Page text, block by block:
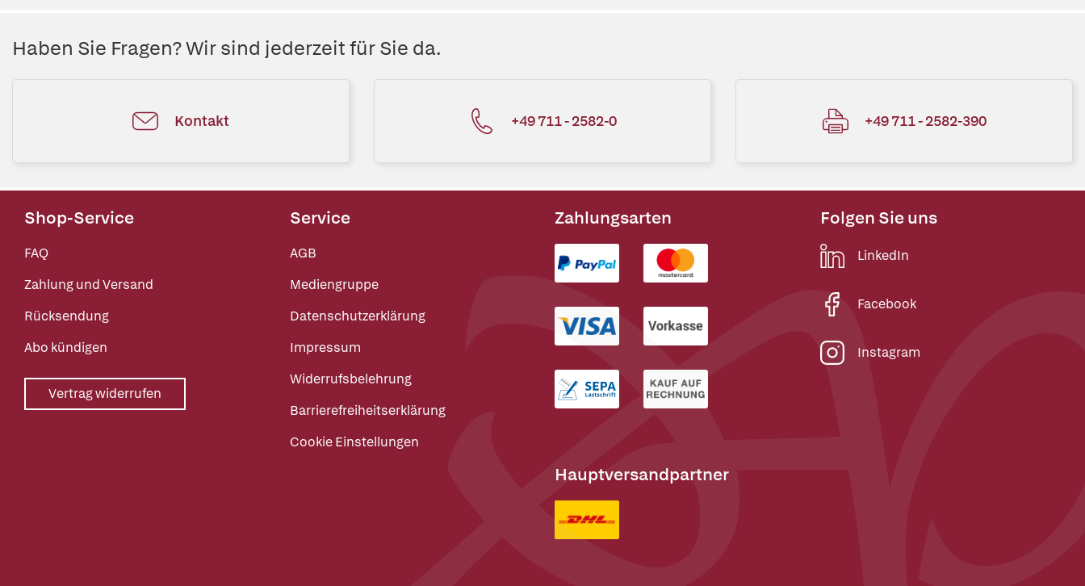
Haben Sie Fragen? Wir sind jederzeit für Sie da.
Kontakt +49 711 - 2582-0 +49 711 - 2582-390
Shop-Service
FAQ
Zahlung und Versand
Rücksendung
Abo kündigen
Vertrag widerrufen
Service
AGB
Mediengruppe
Datenschutzerklärung
Impressum
Widerrufsbelehrung
Barrierefreiheitserklärung
Cookie Einstellungen
Zahlungsarten
Hauptversandpartner
Folgen Sie uns
LinkedIn
Facebook
Instagram